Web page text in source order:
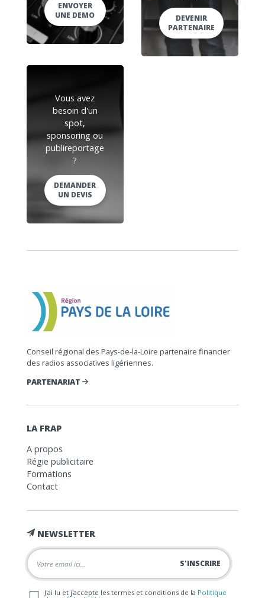
ENVOYER
UNE DEMO
DEVENIR
PARTENAIRE
Vous avez
besoin d'un
spot,
sponsoring ou
publireportage
?
DEMANDER
UN DEVIS
Conseil régional des Pays-de-la-Loire partenaire financier
des radios associatives ligériennes.
PARTENARIAT
LA FRAP
A propos
Régie publicitaire
Formations
Contact
NEWSLETTER
J'ai lu et j'accepte les termes et conditions de la Politique